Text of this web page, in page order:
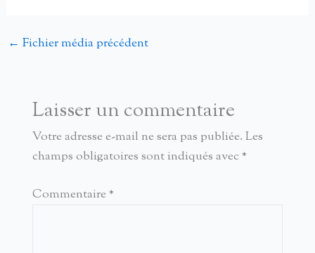
← Fichier média précédent
Laisser un commentaire
Votre adresse e-mail ne sera pas publiée. Les
champs obligatoires sont indiqués avec *
Commentaire *